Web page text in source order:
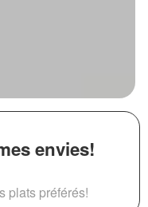
envies!
plats préférés!